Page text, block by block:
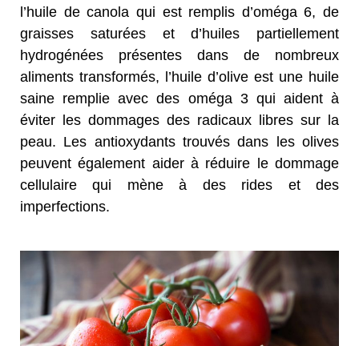
l’huile de canola qui est remplis d’oméga 6, de
graisses saturées et d’huiles partiellement
hydrogénées présentes dans de nombreux
aliments transformés, l’huile d’olive est une huile
saine remplie avec des oméga 3 qui aident à
éviter les dommages des radicaux libres sur la
peau. Les antioxydants trouvés dans les olives
peuvent également aider à réduire le dommage
cellulaire qui mène à des rides et des
imperfections.